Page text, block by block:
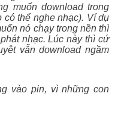
muốn download trong
thể nghe nhạc). Ví dụ
nó chạy trong nền thì
nhạc. Lúc này thì cứ
vẫn download ngầm
vào pin, vì những con